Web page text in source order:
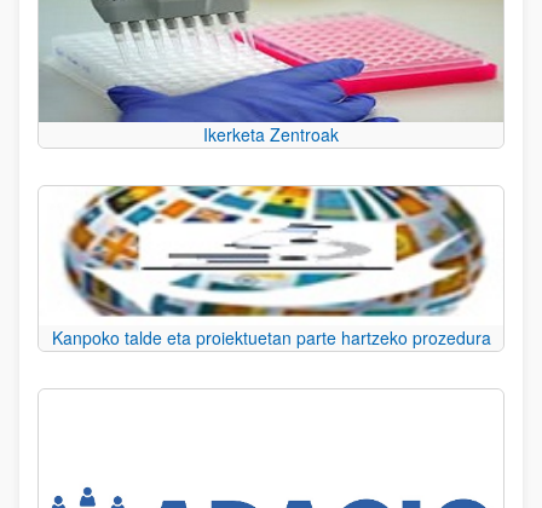
Ikerketa Zentroak
Kanpoko talde eta proiektuetan parte hartzeko prozedura